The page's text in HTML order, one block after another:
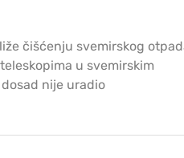
čišćenju svemirskog
u svemirskim
nije uradio